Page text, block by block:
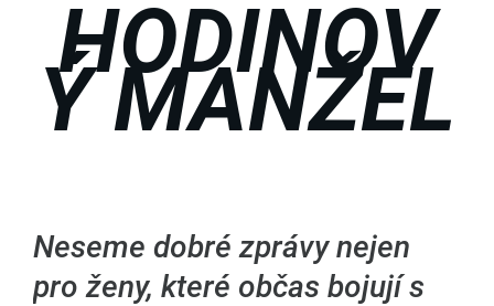
HODINOV
Ý MANŽEL
Neseme dobré zprávy nejen
pro ženy, které občas bojují s